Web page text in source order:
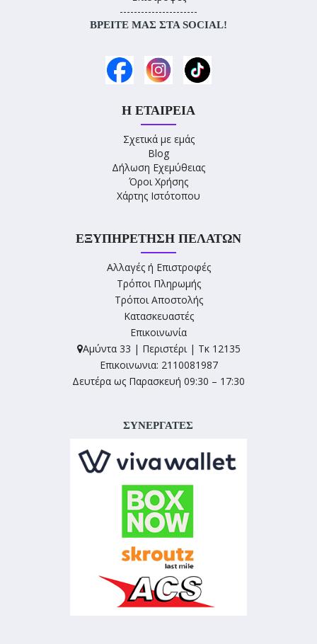
----------------------
ΒΡΕΊΤΕ ΜΑΣ ΣΤΑ SOCIAL!
Η ΕΤΑΙΡΕΊΑ
Σχετικά με εμάς
Blog
Δήλωση Εχεμύθειας
Όροι Χρήσης
Χάρτης Ιστότοπου
ΕΞΥΠΗΡΈΤΗΣΗ ΠΕΛΑΤΏΝ
Αλλαγές ή Επιστροφές
Τρόποι Πληρωμής
Τρόποι Αποστολής
Κατασκευαστές
Επικοινωνία
Αμύντα 33 | Περιστέρι | Τκ 12135
Επικοινωνια: 2110081987
Δευτέρα ως Παρασκευή 09:30 – 17:30
ΣΥΝΕΡΓΑΤΕΣ